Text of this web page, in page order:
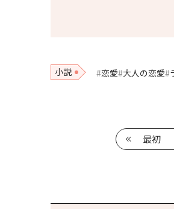
小説 恋愛 大人の恋愛
最初